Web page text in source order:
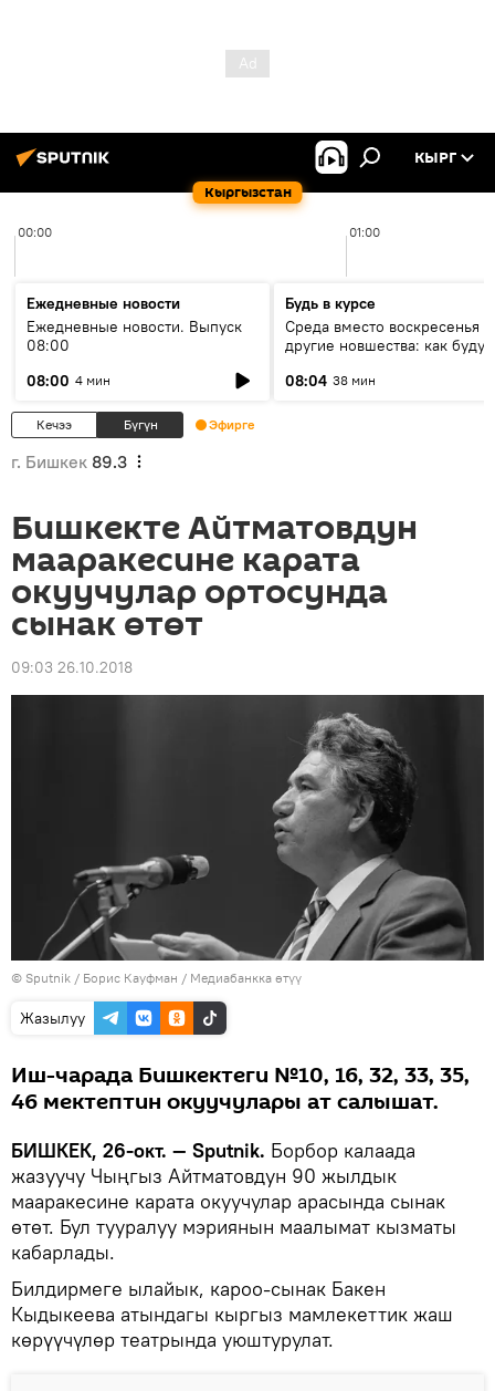
Кыргызстан
КЫРГ
00:00 01:00
Ежедневные новости
Ежедневные новости. Выпуск
08:00
08:00 4 мин
Будь в курсе
Среда вместо воскресенья и
другие новшества: как будут
08:04 38 мин
Кечээ Бүгүн Эфирге
г. Бишкек 89.3
Бишкекте Айтматовдун
мааракесине карата
окуучулар ортосунда
сынак өтөт
09:03 26.10.2018
© Sputnik / Борис Кауфман / Медиабанкка өтүү
Жазылуу
Иш-чарада Бишкектеги №10, 16, 32, 33, 35,
46 мектептин окуучулары ат салышат.
БИШКЕК, 26-окт. — Sputnik. Борбор калаада
жазуучу Чыңгыз Айтматовдун 90 жылдык
мааракесине карата окуучулар арасында сынак
өтөт. Бул тууралуу мэриянын маалымат кызматы
кабарлады.
Билдирмеге ылайык, кароо-сынак Бакен
Кыдыкеева атындагы кыргыз мамлекеттик жаш
көрүүчүлөр театрында уюштурулат.